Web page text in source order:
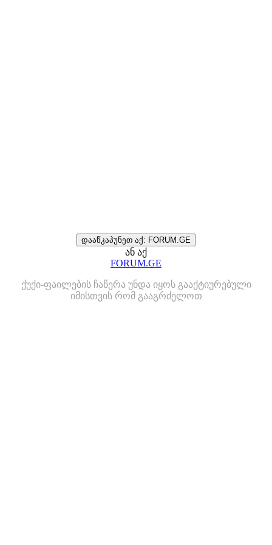
დააწკაპუნეთ აქ: FORUM.GE
ან აქ
FORUM.GE
ქუქი-ფაილების ჩაწერა უნდა იყოს გააქტიურებული
იმისთვის რომ გააგრძელოთ